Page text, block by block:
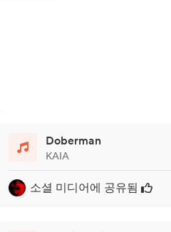
Doberman
KAIA
소셜 미디어에 공유됨